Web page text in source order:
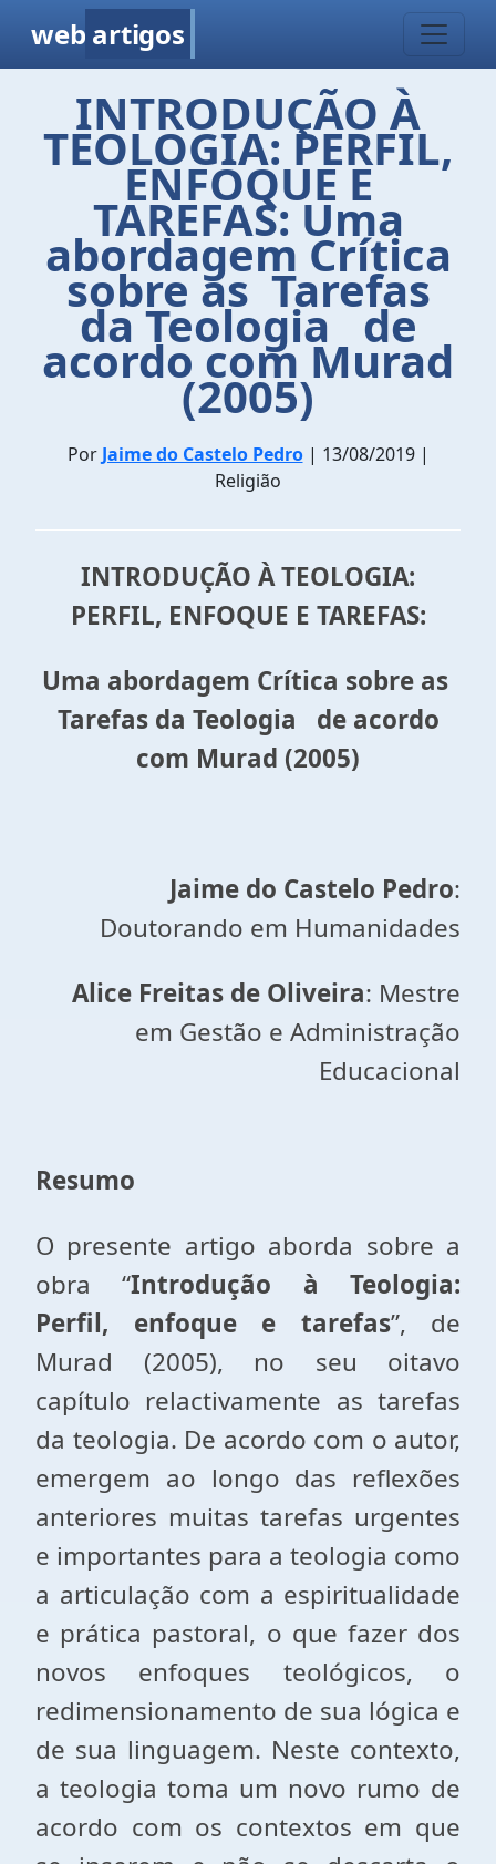
web artigos
INTRODUÇÃO À
TEOLOGIA: PERFIL,
ENFOQUE E
TAREFAS: Uma
abordagem Crítica
sobre as Tarefas
da Teologia de
acordo com Murad
(2005)
Por Jaime do Castelo Pedro| 13/08/2019 |
Religião
INTRODUÇÃO À TEOLOGIA:
PERFIL, ENFOQUE E TAREFAS:
Uma abordagem Crítica sobre as
Tarefasda Teologia de acordo
com Murad (2005)
Jaime do Castelo Pedro:
Doutorando em Humanidades
Alice Freitas de Oliveira: Mestre
em Gestão e Administração
Educacional
Resumo
O presente artigo aborda sobre a
obra “Introdução à Teologia:
Perfil, enfoque e tarefas”, de
Murad (2005), no seu oitavo
capítulo relactivamente as tarefas
da teologia. De acordo com o autor,
emergem ao longo das reflexões
anteriores muitas tarefas urgentes
e importantes para a teologia como
a articulação com a espiritualidade
e prática pastoral, o que fazer dos
novos enfoques teológicos, o
redimensionamento de sua lógica e
de sua linguagem. Neste contexto,
a teologia toma um novo rumo de
acordo com os contextos em que